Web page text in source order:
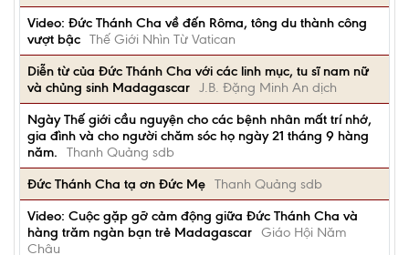
Video: Đức Thánh Cha về đến Rôma, tông du thành công
vượt bậc Thế Giới Nhìn Từ Vatican
Diễn từ của Đức Thánh Cha với các linh mục, tu sĩ nam nữ
và chủng sinh Madagascar J.B. Đặng Minh An dịch
Ngày Thế giới cầu nguyện cho các bệnh nhân mất trí nhớ,
gia đình và cho người chăm sóc họ ngày 21 tháng 9 hàng
năm.
Thanh Quảng sdb
Đức Thánh Cha tạ ơn Đức Mẹ Thanh Quảng sdb
Video: Cuộc gặp gỡ cảm động giữa Đức Thánh Cha và
hàng trăm ngàn bạn trẻ Madagascar Giáo Hội Năm
Châu